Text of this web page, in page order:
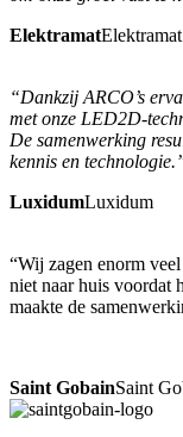
ElektramatElektramat
“Dankzij ARCO’s
met onze LED2D-
De samenwerking
kennis en
LuxidumLuxidum
“Wij zagen enorm
niet naar huis voordat
maakte de
Saint GobainSaint